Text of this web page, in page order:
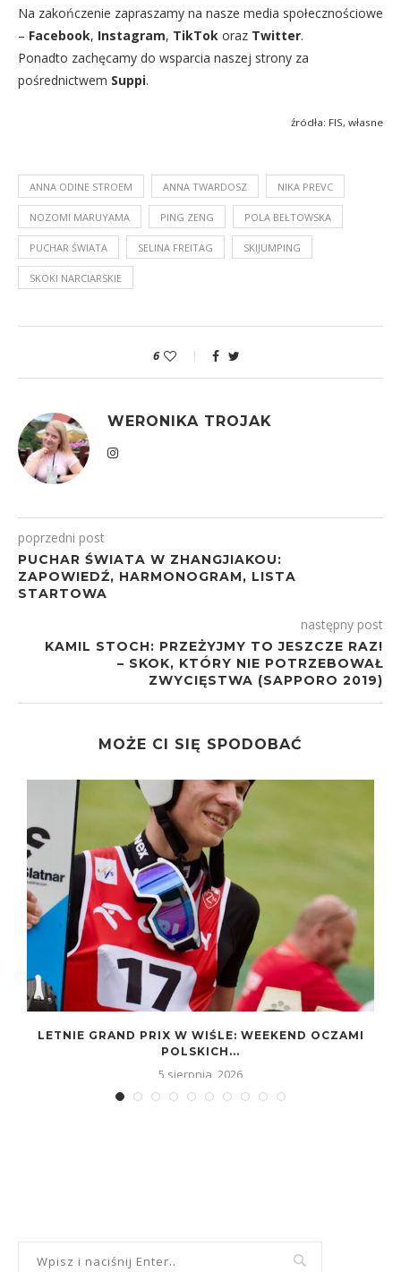
Na zakończenie zapraszamy na nasze media społecznościowe
– Facebook, Instagram, TikTok oraz Twitter.
Ponadto zachęcamy do wsparcia naszej strony za
pośrednictwem Suppi.
źródła: FIS, własne
ANNA ODINE STROEM ANNA TWARDOSZ NIKA PREVC
NOZOMI MARUYAMA PING ZENG POLA BEŁTOWSKA
PUCHAR ŚWIATA SELINA FREITAG SKIJUMPING
SKOKI NARCIARSKIE
6
WERONIKA TROJAK
poprzedni post
PUCHAR ŚWIATA W ZHANGJIAKOU:
ZAPOWIEDŹ, HARMONOGRAM, LISTA
STARTOWA
następny post
KAMIL STOCH: PRZEŻYJMY TO JESZCZE RAZ!
– SKOK, KTÓRY NIE POTRZEBOWAŁ
ZWYCIĘSTWA (SAPPORO 2019)
MOŻE CI SIĘ SPODOBAĆ
LETNIE GRAND PRIX W WIŚLE: WEEKEND OCZAMI
POLSKICH...
5 sierpnia, 2026